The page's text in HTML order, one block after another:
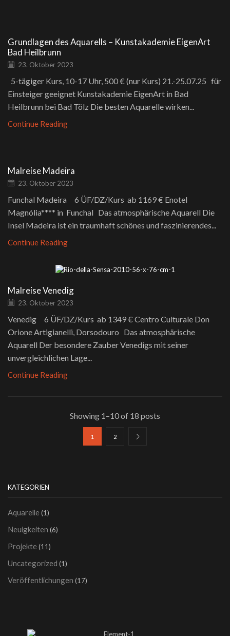
Grundlagen des Aquarells – Kunstakademie EigenArt
Bad Heilbrunn
23. Oktober 2023
5-tägiger Kurs, 10-17 Uhr, 500 € (nur Kurs) 21.-25.07.25 für
Einsteiger geeignet Kunstakademie EigenArt in Bad
Heilbrunn bei Bad Tölz Die besten Aquarelle wirken...
Continue Reading
Malreise Madeira
23. Oktober 2023
Funchal Madeira 6 ÜF/DZ/Kurs ab 1169 € Enotel
Magnólia**** in Funchal Das atmosphärische Aquarell Die
Insel Madeira ist ein traumhaft schönes und faszinierendes...
Continue Reading
Malreise Venedig
23. Oktober 2023
Venedig 6 ÜF/DZ/Kurs ab 1349 € Centro Culturale Don
Orione Artigianelli, Dorsodouro Das atmosphärische
Aquarell Der besondere Zauber Venedigs mit seiner
unvergleichlichen Lage...
Continue Reading
Showing 1–10 of 18 posts
1 2
KATEGORIEN
Aquarelle (1)
Neuigkeiten (6)
Projekte (11)
Uncategorized (1)
Veröffentlichungen (17)